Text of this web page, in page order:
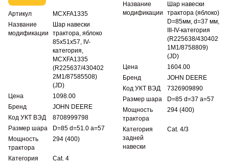
Артикул
MCXFA1335
Название
модификации
Шар навески
трактора, яблоко
85х51х57, IV-
категория,
MCXFA1335
(R225637/430402
2M1/87585508)
(JD)
Цена
1098.00
Бренд
JOHN DEERE
Код УКТ ВЭД
8708999798
Размер шара
D=85 d=51.0 a=57
Мощность
трактора
294 (400)
Категория
Cat. 4
Название
модификации
Шар навески
трактора (яблоко)
D=85мм, d=37 мм,
III-IV-категория
(R225638/430402
1M1/8758809)
(JD)
Цена
1604.00
Бренд
JOHN DEERE
Код УКТ ВЭД
7326909890
Размер шара
D=85 d=37 a=57
Мощность
трактора
294 (400)
Категория
задней
навески
Cat. 4/3